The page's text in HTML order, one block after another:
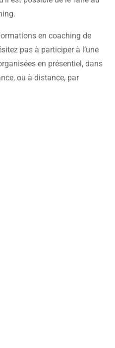
en coaching de
pas à participer à l’une
en présentiel, dans
ou à distance, par